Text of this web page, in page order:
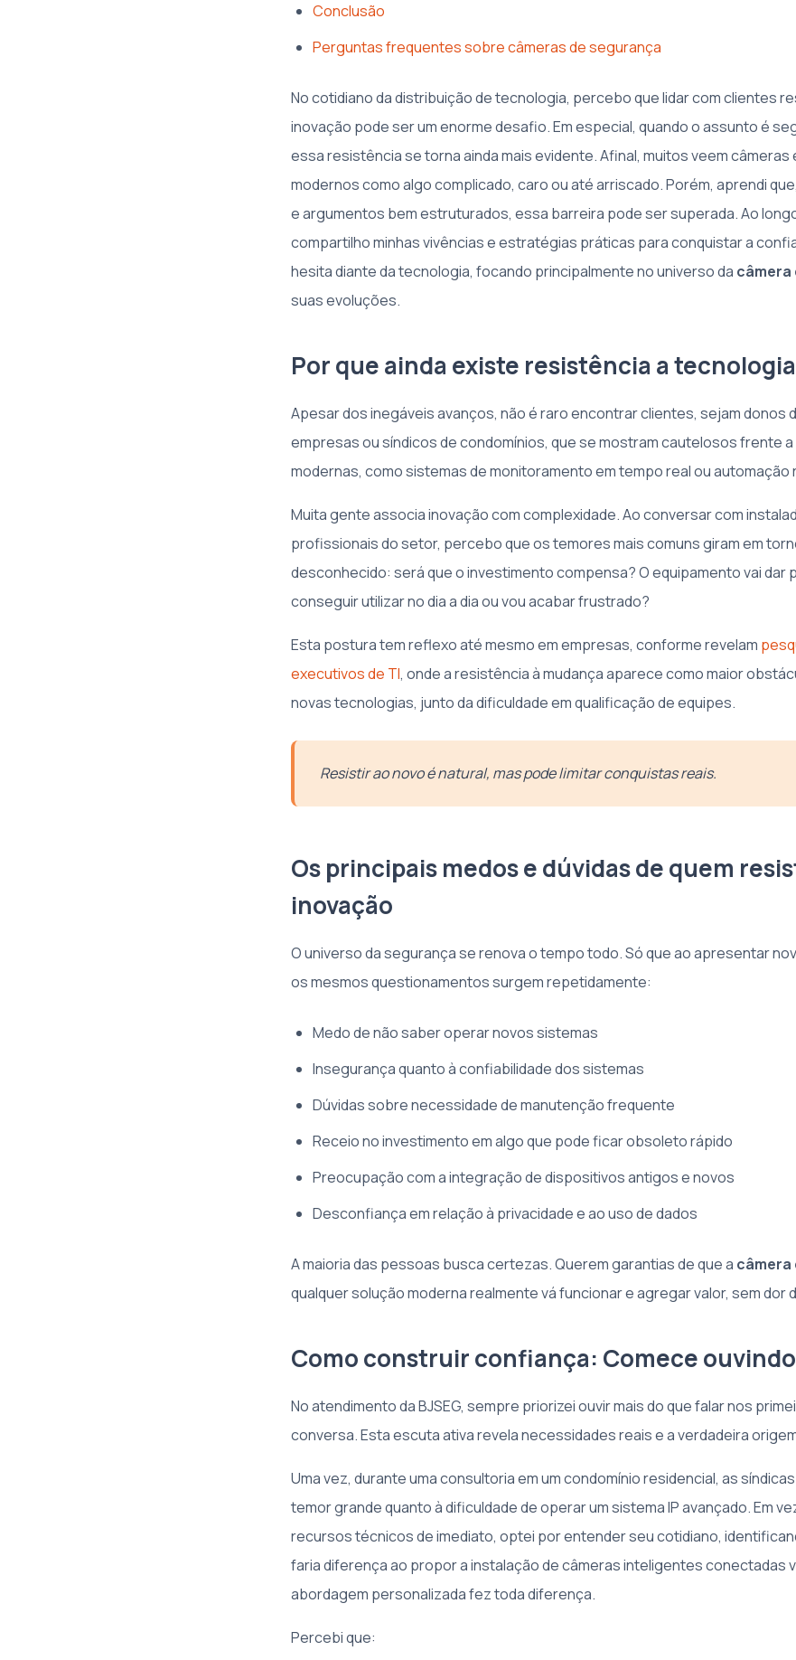
Conclusão
Perguntas frequentes sobre câmeras de segurança
No cotidiano da distribuição de tecnologia, percebo que lidar com clientes
inovação pode ser um enorme desafio. Em especial, quando o assunto é
essa resistência se torna ainda mais evidente. Afinal, muitos veem câmeras
modernos como algo complicado, caro ou até arriscado. Porém, aprendi
e argumentos bem estruturados, essa barreira pode ser superada. Ao
compartilho minhas vivências e estratégias práticas para conquistar a
hesita diante da tecnologia, focando principalmente no universo da câmera
suas evoluções.
Por que ainda existe resistência a
Apesar dos inegáveis avanços, não é raro encontrar clientes, sejam donos
empresas ou síndicos de condomínios, que se mostram cautelosos frente
modernas, como sistemas de monitoramento em tempo real ou automação
Muita gente associa inovação com complexidade. Ao conversar com
profissionais do setor, percebo que os temores mais comuns giram em
desconhecido: será que o investimento compensa? O equipamento vai dar
conseguir utilizar no dia a dia ou vou acabar frustrado?
Esta postura tem reflexo até mesmo em empresas, conforme revelam
executivos de TI, onde a resistência à mudança aparece como maior
novas tecnologias, junto da dificuldade em qualificação de equipes.
Resistir ao novo é natural, mas pode limitar conquistas reais.
Os principais medos e dúvidas de quem
inovação
O universo da segurança se renova o tempo todo. Só que ao apresentar
os mesmos questionamentos surgem repetidamente:
Medo de não saber operar novos sistemas
Insegurança quanto à confiabilidade dos sistemas
Dúvidas sobre necessidade de manutenção frequente
Receio no investimento em algo que pode ficar obsoleto rápido
Preocupação com a integração de dispositivos antigos e novos
Desconfiança em relação à privacidade e ao uso de dados
A maioria das pessoas busca certezas. Querem garantias de que a câmera
qualquer solução moderna realmente vá funcionar e agregar valor, sem dor
Como construir confiança: Comece ouvindo
No atendimento da BJSEG, sempre priorizei ouvir mais do que falar nos
conversa. Esta escuta ativa revela necessidades reais e a verdadeira
Uma vez, durante uma consultoria em um condomínio residencial, as
temor grande quanto à dificuldade de operar um sistema IP avançado. Em
recursos técnicos de imediato, optei por entender seu cotidiano,
faria diferença ao propor a instalação de câmeras inteligentes conectadas
abordagem personalizada fez toda diferença.
Percebi que: